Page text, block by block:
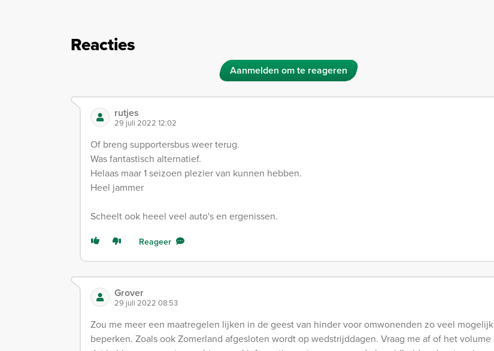
Reacties
Aanmelden om te reageren
rutjes
29 juli 2022 12:02
Of breng supportersbus weer terug.
Was fantastisch alternatief.
Helaas maar 1 seizoen plezier van kunnen hebben.
Heel jammer
Scheelt ook heeel veel auto's en ergenissen.
Reageer
Grover
29 juli 2022 08:53
Zou me meer een maatregelen lijken in de geest van hinder voor omwonenden zo veel mogelijk
beperken. Zoals ook Zomerland afgesloten wordt op wedstrijddagen. Vraag me af of het volume